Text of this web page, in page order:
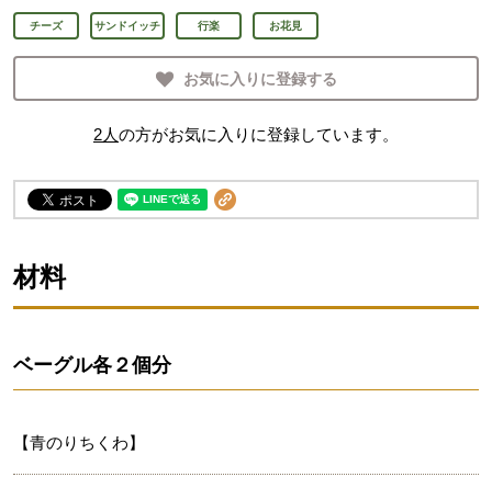
チーズ サンドイッチ 行楽 お花見
お気に入りに登録する
2人の方がお気に入りに登録しています。
材料
ベーグル各２個分
【青のりちくわ】